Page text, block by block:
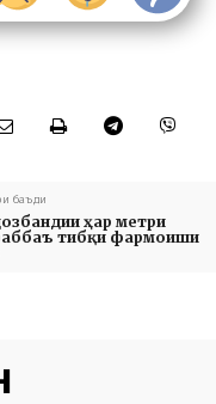
баъди
ҳар метри
тибқи фармоиши